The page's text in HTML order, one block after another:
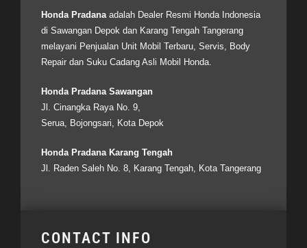
Honda Pradana adalah Dealer Resmi Honda Indonesia
di Sawangan Depok dan Karang Tengah Tangerang
melayani Penjualan Unit Mobil Terbaru, Servis, Body
Repair dan Suku Cadang Asli Mobil Honda.
Honda Pradana Sawangan
Jl. Cinangka Raya No. 9,
Serua, Bojongsari, Kota Depok
Honda Pradana Karang Tengah
Jl. Raden Saleh No. 8, Karang Tengah, Kota Tangerang
CONTACT INFO